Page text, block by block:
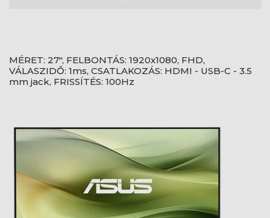
MÉRET: 27", FELBONTÁS: 1920x1080, FHD,
VÁLASZIDŐ: 1ms, CSATLAKOZÁS: HDMI - USB-C - 3.5
mm jack, FRISSÍTÉS: 100Hz